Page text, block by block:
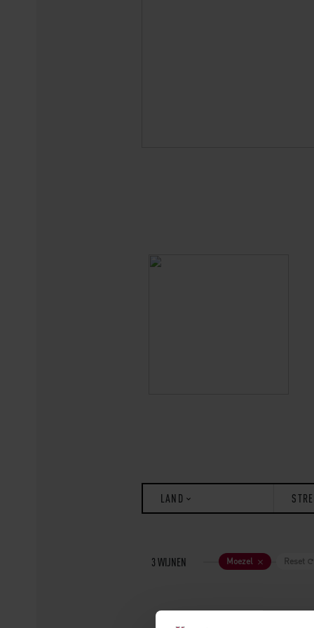
LAND
3 WIJNEN Moezel Reset